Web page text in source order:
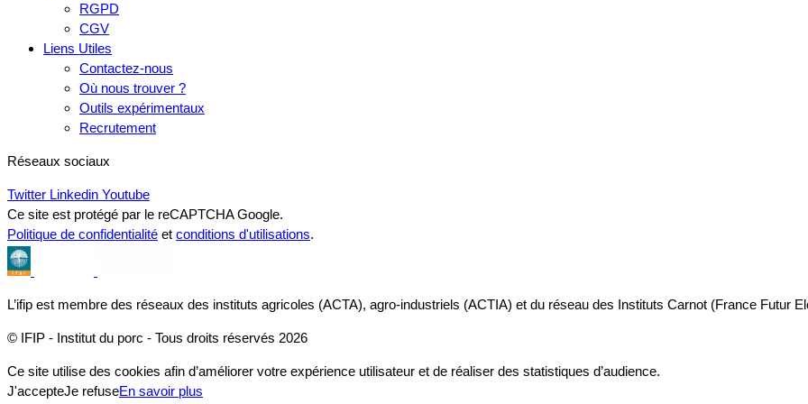
RGPD
CGV
Liens Utiles
Contactez-nous
Où nous trouver ?
Outils expérimentaux
Recrutement
Réseaux sociaux
Twitter Linkedin Youtube
Ce site est protégé par le reCAPTCHA Google.
Politique de confidentialité et conditions d'utilisations.
L’ifip est membre des réseaux des instituts agricoles (ACTA), agro-industriels (ACTIA) et du réseau des Instituts Carnot (France Futur
© IFIP - Institut du porc - Tous droits réservés 2026
Ce site utilise des cookies afin d’améliorer votre expérience utilisateur et de réaliser des statistiques d’audience.
J'accepteJe refuseEn savoir plus